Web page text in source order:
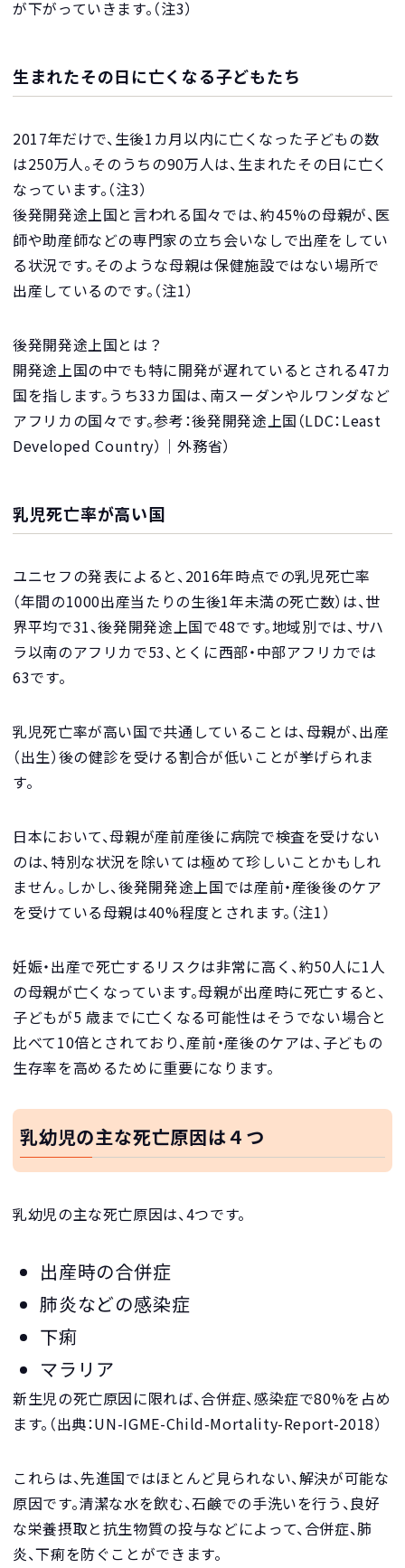
が下がっていきます。（注3）
生まれたその日に亡くなる子どもたち
2017年だけで、生後1カ月以内に亡くなった子どもの数
は250万人。そのうちの90万人は、生まれたその日に亡く
なっています。（注3）
後発開発途上国と言われる国々では、約45%の母親が、医
師や助産師などの専門家の立ち会いなしで出産をしてい
る状況です。そのような母親は保健施設ではない場所で
出産しているのです。（注1）
後発開発途上国とは？
開発途上国の中でも特に開発が遅れているとされる47カ
国を指します。うち33カ国は、南スーダンやルワンダなど
アフリカの国々です。参考：後発開発途上国（LDC：Least
Developed Country） ｜ 外務省）
乳児死亡率が高い国
ユニセフの発表によると、2016年時点での乳児死亡率
（年間の1000出産当たりの生後1年未満の死亡数）は、世
界平均で31、後発開発途上国で48です。地域別では、サハ
ラ以南のアフリカで53、とくに西部・中部アフリカでは
63です。
乳児死亡率が高い国で共通していることは、母親が、出産
（出生）後の健診を受ける割合が低いことが挙げられま
す。
日本において、母親が産前産後に病院で検査を受けない
のは、特別な状況を除いては極めて珍しいことかもしれ
ません。しかし、後発開発途上国では産前・産後後のケア
を受けている母親は40%程度とされます。（注1）
妊娠・出産で死亡するリスクは非常に高く、約50人に1人
の母親が亡くなっています。母親が出産時に死亡すると、
子どもが5 歳までに亡くなる可能性はそうでない場合と
比べて10倍とされており、産前・産後のケアは、子どもの
生存率を高めるために重要になります。
乳幼児の主な死亡原因は４つ
乳幼児の主な死亡原因は、4つです。
出産時の合併症
肺炎などの感染症
下痢
マラリア
新生児の死亡原因に限れば、合併症、感染症で80%を占め
ます。（出典：UN-IGME-Child-Mortality-Report-2018）
これらは、先進国ではほとんど見られない、解決が可能な
原因です。清潔な水を飲む、石鹸での手洗いを行う、良好
な栄養摂取と抗生物質の投与などによって、合併症、肺
炎、下痢を防ぐことができます。